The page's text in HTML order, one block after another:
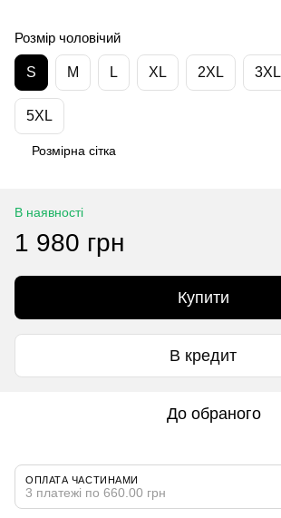
Розмір чоловічий
S M L XL 2XL 3XL
5XL
Розмірна сітка
В наявності
1 980 грн
Купити
В кредит
До обраного
ОПЛАТА ЧАСТИНАМИ
3 платежі по 660.00 грн